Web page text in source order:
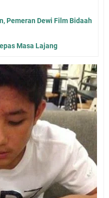
Pemeran Dewi Film Bidaah
Masa Lajang